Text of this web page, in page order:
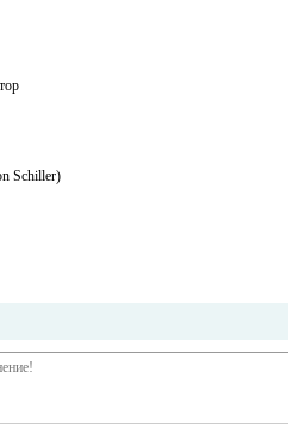
Schiller)